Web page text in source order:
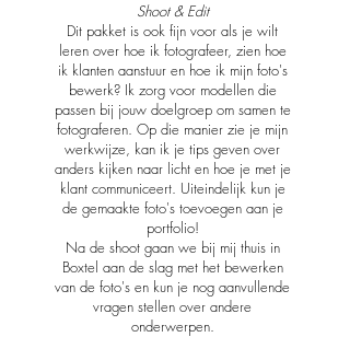
Shoot & Edit
Dit pakket is ook fijn voor als je wilt
leren over hoe ik fotografeer, zien hoe
ik klanten aanstuur en hoe ik mijn foto's
bewerk? Ik zorg voor modellen die
passen bij jouw doelgroep om samen te
fotograferen. Op die manier zie je mijn
werkwijze, kan ik je tips geven over
anders kijken naar licht en hoe je met je
klant communiceert. Uiteindelijk kun je
de gemaakte foto's toevoegen aan je
portfolio!
Na de shoot gaan we bij mij thuis in
Boxtel aan de slag met het bewerken
van de foto's en kun je nog aanvullende
vragen stellen over andere
onderwerpen.